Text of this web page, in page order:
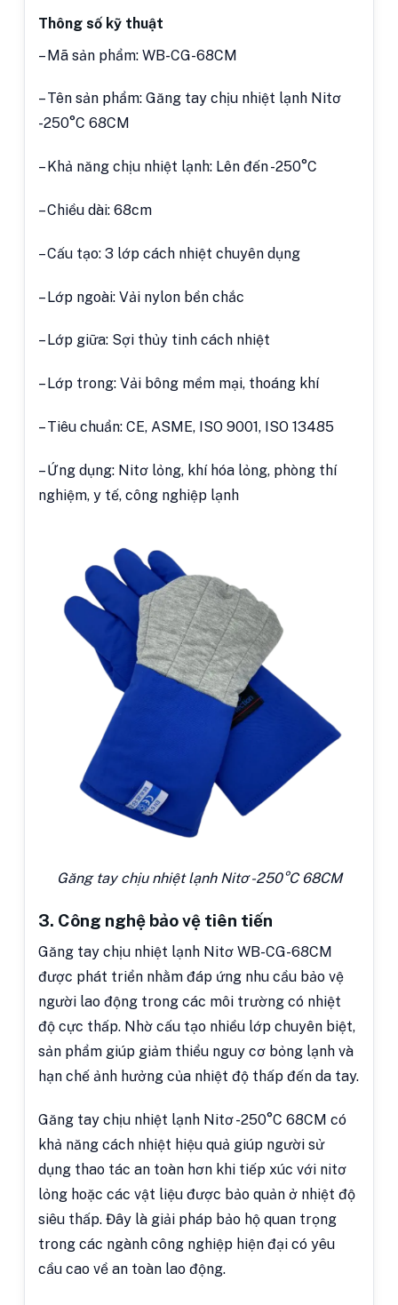
Thông số kỹ thuật
– Mã sản phẩm: WB-CG-68CM
– Tên sản phẩm: Găng tay chịu nhiệt lạnh Nitơ
-250°C 68CM
– Khả năng chịu nhiệt lạnh: Lên đến -250°C
– Chiều dài: 68cm
– Cấu tạo: 3 lớp cách nhiệt chuyên dụng
– Lớp ngoài: Vải nylon bền chắc
– Lớp giữa: Sợi thủy tinh cách nhiệt
– Lớp trong: Vải bông mềm mại, thoáng khí
– Tiêu chuẩn: CE, ASME, ISO 9001, ISO 13485
– Ứng dụng: Nitơ lỏng, khí hóa lỏng, phòng thí
nghiệm, y tế, công nghiệp lạnh
Găng tay chịu nhiệt lạnh Nitơ -250°C 68CM
3. Công nghệ bảo vệ tiên tiến
Găng tay chịu nhiệt lạnh Nitơ WB-CG-68CM
được phát triển nhằm đáp ứng nhu cầu bảo vệ
người lao động trong các môi trường có nhiệt
độ cực thấp. Nhờ cấu tạo nhiều lớp chuyên biệt,
sản phẩm giúp giảm thiểu nguy cơ bỏng lạnh và
hạn chế ảnh hưởng của nhiệt độ thấp đến da tay.
Găng tay chịu nhiệt lạnh Nitơ -250°C 68CM có
khả năng cách nhiệt hiệu quả giúp người sử
dụng thao tác an toàn hơn khi tiếp xúc với nitơ
lỏng hoặc các vật liệu được bảo quản ở nhiệt độ
siêu thấp. Đây là giải pháp bảo hộ quan trọng
trong các ngành công nghiệp hiện đại có yêu
cầu cao về an toàn lao động.